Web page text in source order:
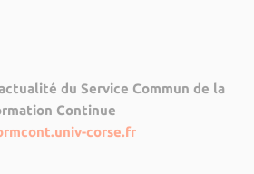
du Service Commun de la
Continue
corse.fr